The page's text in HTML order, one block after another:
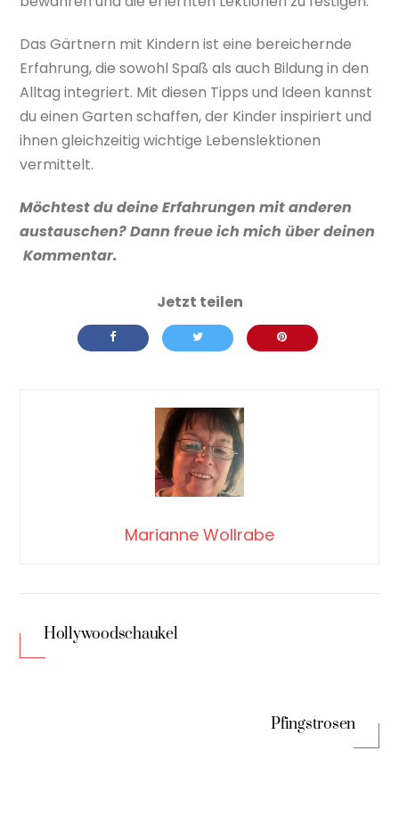
Das Gärtnern mit Kindern ist eine bereichernde
Erfahrung, die sowohl Spaß als auch Bildung in den
Alltag integriert. Mit diesen Tipps und Ideen kannst
du einen Garten schaffen, der Kinder inspiriert und
ihnen gleichzeitig wichtige Lebenslektionen
vermittelt.
Möchtest du deine Erfahrungen mit anderen
austauschen? Dann freue ich mich über deinen
Kommentar.
Marianne Wollrabe
Hollywoodschaukel
Pfingstrosen